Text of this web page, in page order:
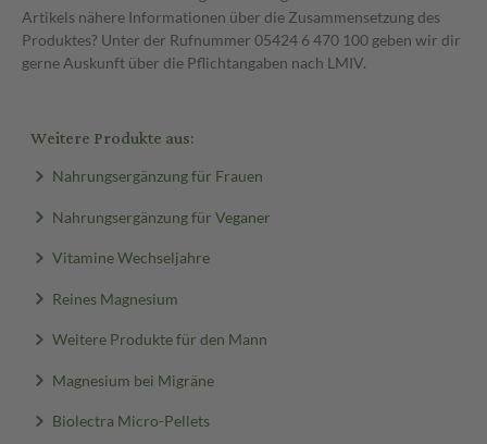
Artikels nähere Informationen über die Zusammensetzung des
Produktes? Unter der Rufnummer 05424 6 470 100 geben wir dir
gerne Auskunft über die Pflichtangaben nach LMIV.
Weitere Produkte aus:
Nahrungsergänzung für Frauen
Nahrungsergänzung für Veganer
Vitamine Wechseljahre
Reines Magnesium
Weitere Produkte für den Mann
Magnesium bei Migräne
Biolectra Micro-Pellets